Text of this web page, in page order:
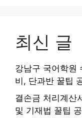
최신 글
강남구 국어학원
비, 단과반 꿀팁
결손금 처리계산
및 기재법 꿀팁